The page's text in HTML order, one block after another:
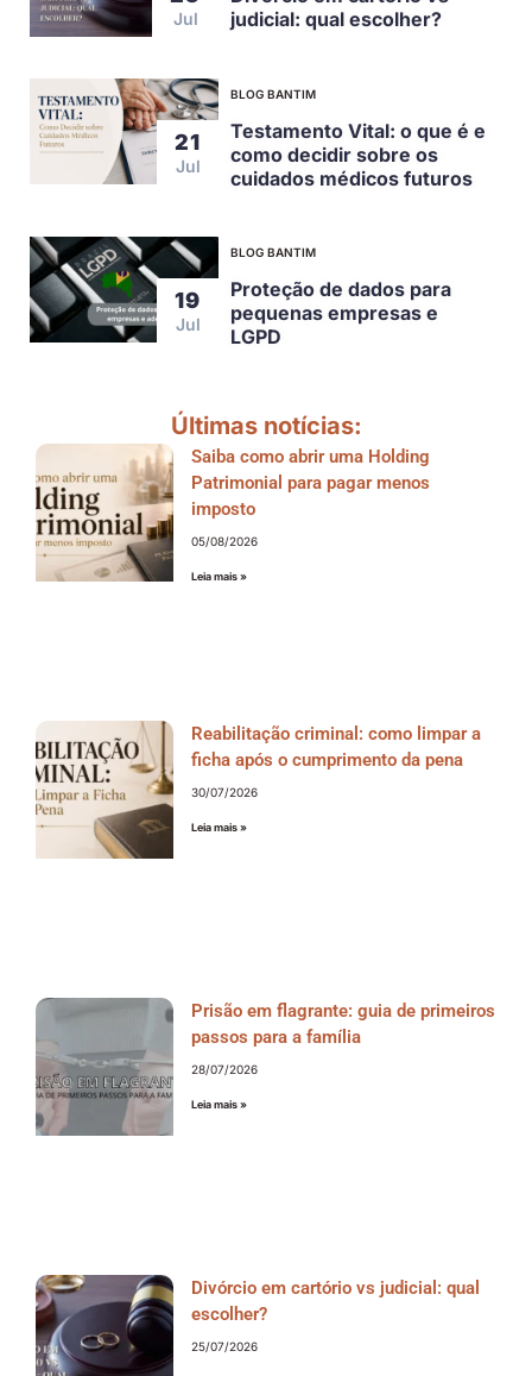
Jul
judicial: qual escolher?
21
Jul
BLOG BANTIM
Testamento Vital: o que é e
como decidir sobre os
cuidados médicos futuros
19
Jul
BLOG BANTIM
Proteção de dados para
pequenas empresas e
LGPD
Últimas notícias:
Saiba como abrir uma Holding
Patrimonial para pagar menos
imposto
05/08/2026
Leia mais »
Reabilitação criminal: como limpar a
ficha após o cumprimento da pena
30/07/2026
Leia mais »
Prisão em flagrante: guia de primeiros
passos para a família
28/07/2026
Leia mais »
Divórcio em cartório vs judicial: qual
escolher?
25/07/2026